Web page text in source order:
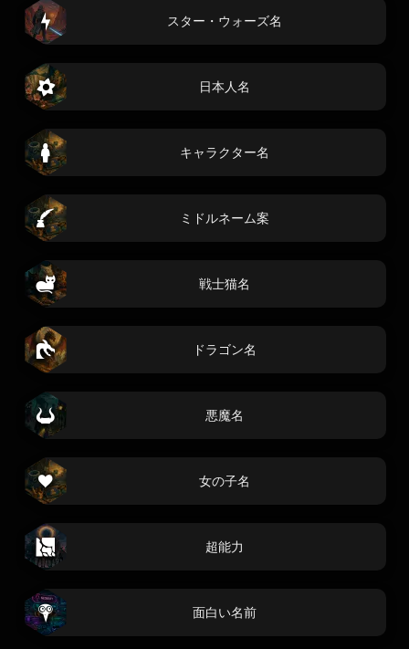
スター・ウォーズ名
日本人名
キャラクター名
ミドルネーム案
戦士猫名
ドラゴン名
悪魔名
女の子名
超能力
面白い名前